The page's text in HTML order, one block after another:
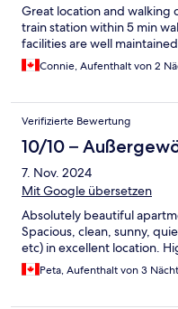
Great location and walking
train station within 5 min
facilities are well
Connie, Aufenthalt von 2
Verifizierte Bewertung
10/10 –
7. Nov. 2024
Mit Google übersetzen
Absolutely beautiful
Spacious, clean, sunny,
etc) in excellent location.
Peta, Aufenthalt von 3